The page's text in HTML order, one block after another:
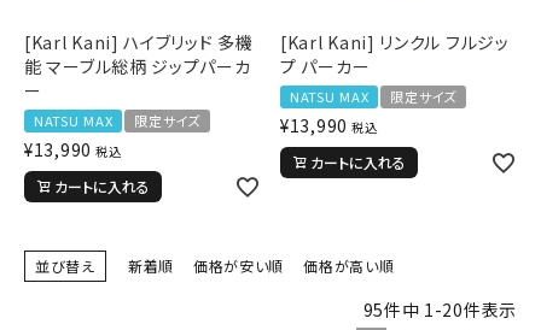
34inc
36inc
38inc
40inc
KIDS
tune 絞り込んで検索する
[Karl Kani] ハイブリッド 多機
能 マーブル総柄 ジップパーカ
ー
NATSU MAX 限定サイズ
¥13,990 税込
カートに入れる
[Karl Kani] リンクル フルジッ
プ パーカー
NATSU MAX 限定サイズ
¥13,990 税込
カートに入れる
並び替え 新着順 価格が安い順 価格が高い順
95件中 1-20件表示